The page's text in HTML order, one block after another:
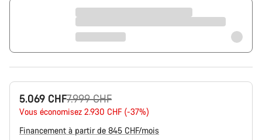
5.069 CHF
Prix
d’origine
7.999 CHF
Vous économisez 2.930 CHF (-37%)
Financement à partir de 845 CHF/mois